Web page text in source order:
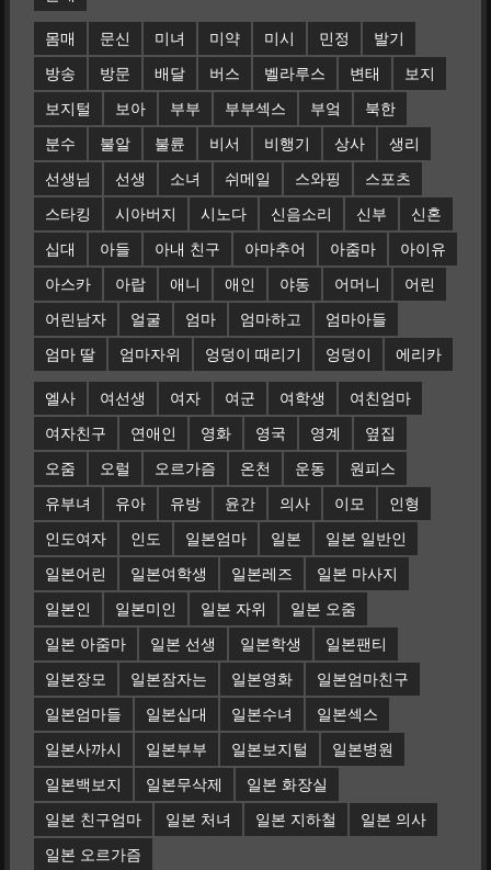
몸매 문신 미녀 미약 미시 민정
발기
방송
방문 배달 버스 벨라루스 변태
보지
보지털
보아 부부 부부섹스 부엌
북한
분수
불알 불륜 비서 비행기 상사
생리
선생님
선생 소녀 쉬메일 스와핑
스포츠
스타킹
시아버지 시노다 신음소리 신부
신혼
십대
아들 아내 친구 아마추어 아줌마
아이유
아스카
아랍 애니 애인 야동 어머니
어린
어린남자
얼굴 엄마 엄마하고
엄마아들
엄마 딸
엄마자위 엉덩이 때리기 엉덩이 에리카
엘사 여선생 여자 여군 여학생
여친엄마
여자친구
연애인 영화 영국 영계
옆집
오줌
오럴 오르가즘 온천 운동
원피스
유부녀
유아 유방 윤간 의사 이모
인형
인도여자
인도 일본엄마 일본
일본 일반인
일본어린
일본여학생 일본레즈
일본 마사지
일본인
일본미인 일본 자위
일본 오줌
일본 아줌마
일본 선생 일본학생
일본팬티
일본장모
일본잠자는 일본영화
일본엄마친구
일본엄마들
일본십대 일본수녀
일본섹스
일본사까시
일본부부 일본보지털
일본병원
일본백보지
일본무삭제
일본 화장실
일본 친구엄마
일본 처녀 일본 지하철
일본 의사
일본 오르가즘